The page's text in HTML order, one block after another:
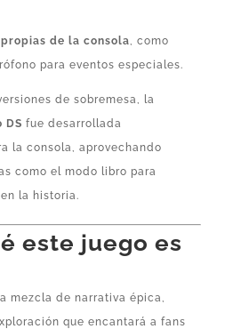
de la consola , como
para eventos especiales.
de sobremesa, la
DS fue desarrollada
la consola, aprovechando
como el modo libro para
la historia.
este juego es
mezcla de narrativa épica,
que encantará a fans